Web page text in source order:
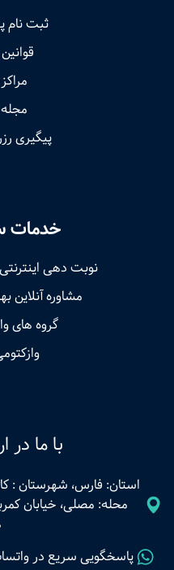
ثبت نام
پیگیری
خدمات
نوبت‌ دهی
مشاوره آنلاین
گروه های
با ما در
استان: فارس، شهرستان :
پاسخگویی سریع در